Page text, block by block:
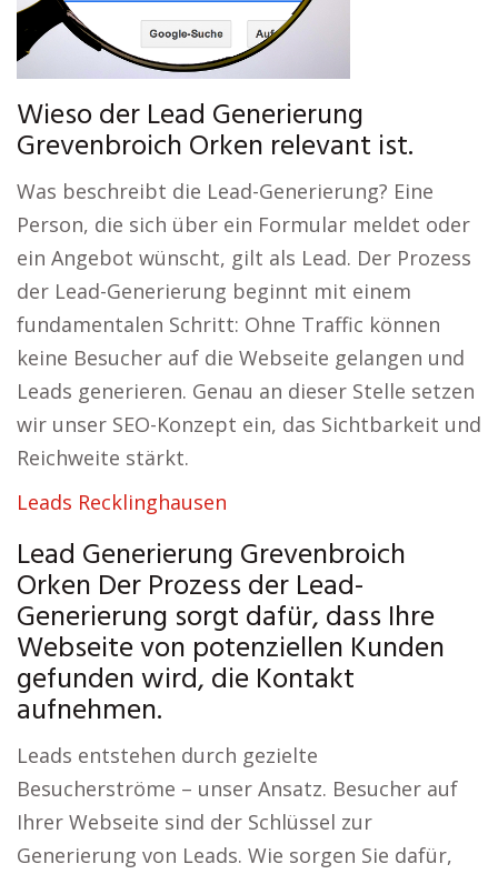
Wieso der Lead Generierung
Grevenbroich Orken relevant ist.
Was beschreibt die Lead-Generierung? Eine
Person, die sich über ein Formular meldet oder
ein Angebot wünscht, gilt als Lead. Der Prozess
der Lead-Generierung beginnt mit einem
fundamentalen Schritt: Ohne Traffic können
keine Besucher auf die Webseite gelangen und
Leads generieren. Genau an dieser Stelle setzen
wir unser SEO-Konzept ein, das Sichtbarkeit und
Reichweite stärkt.
Leads Recklinghausen
Lead Generierung Grevenbroich
Orken Der Prozess der Lead-
Generierung sorgt dafür, dass Ihre
Webseite von potenziellen Kunden
gefunden wird, die Kontakt
aufnehmen.
Leads entstehen durch gezielte
Besucherströme – unser Ansatz. Besucher auf
Ihrer Webseite sind der Schlüssel zur
Generierung von Leads. Wie sorgen Sie dafür,